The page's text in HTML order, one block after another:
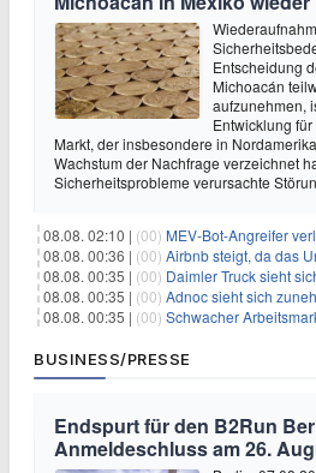
Entscheidung
Michoacán
aufzunehmen,
Entwicklung
Markt, der insbesondere in
Wachstum der Nachfrage verzeichnet
Sicherheitsprobleme verursachte
08.08. 02:10 | (00) MEV-Bot-Angreifer
08.08. 00:36 | (00) Airbnb steigt, da das Unternehmen die
08.08. 00:35 | (00) Daimler Truck sieht sich einer potenziellen Geldstrafe
08.08. 00:35 | (00) Adnoc sieht sich zunehmenden maritimen
08.08. 00:35 | (00) Schwacher
BUSINESS/PRESSE
Endspurt für den B2Run
Anmeldeschluss am 26.